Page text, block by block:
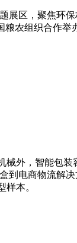
展区，聚焦
农组织合作
械外，智能包
到电商物流解
本。